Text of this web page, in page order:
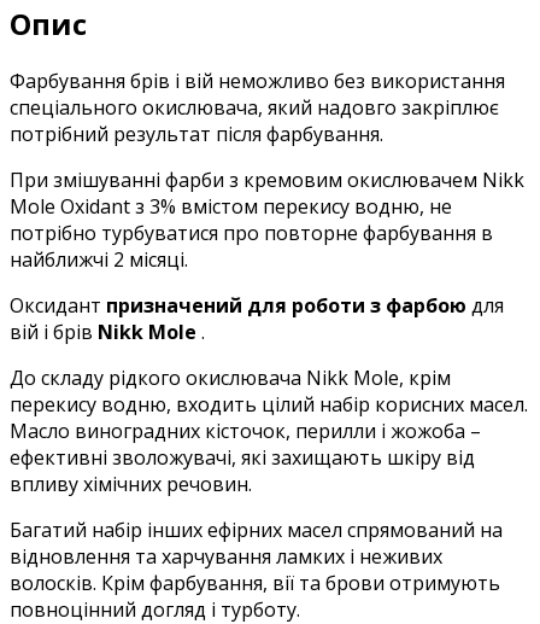
Опис
Фарбування брів і вій неможливо без використання
спеціального окислювача, який надовго закріплює
потрібний результат після фарбування.
При змішуванні фарби з кремовим окислювачем Nikk
Mole Oxidant з 3% вмістом перекису водню, не
потрібно турбуватися про повторне фарбування в
найближчі 2 місяці.
Оксидант призначений для роботи з фарбою для
вій і брів Nikk Mole .
До складу рідкого окислювача Nikk Mole, крім
перекису водню, входить цілий набір корисних масел.
Масло виноградних кісточок, перилли і жожоба –
ефективні зволожувачі, які захищають шкіру від
впливу хімічних речовин.
Багатий набір інших ефірних масел спрямований на
відновлення та харчування ламких і неживих
волосків. Крім фарбування, вії та брови отримують
повноцінний догляд і турботу.